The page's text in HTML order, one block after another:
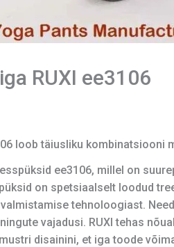
RUXI ee3106
loob täiusliku kombinatsiooni
ee3106, millel on
on spetsiaalselt loodud
tehnoloogiast.
vajadusi. RUXI tehas
disainini, et iga toode